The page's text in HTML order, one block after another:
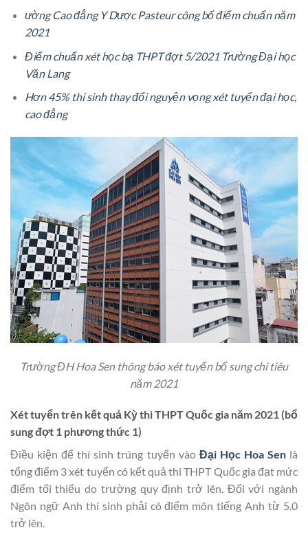
ường Cao đẳng Y Dược Pasteur công bố điểm chuẩn năm
2021
Điểm chuẩn xét học bạ THPT đợt 5/2021 Trường Đại học
Văn Lang
Hơn 45% thí sinh thay đổi nguyện vọng xét tuyển đại học,
cao đẳng
Trường ĐH Hoa Sen thông báo xét tuyển bổ sung chi tiêu
năm 2021
Xét tuyển trên kết quả Kỳ thi THPT Quốc gia năm 2021 (bổ
sung đợt 1 phương thức 1)
Điều kiện để thí sinh trúng tuyển vào Đại Học Hoa Senlà
tổng điểm 3 xét tuyển có kết quả thi THPT Quốc gia đạt mức
điểm tối thiểu do trường quy định trở lên. Đối với ngành
Ngôn ngữ Anh thí sinh phải có điểm môn tiếng Anh từ 5.0
trở lên.